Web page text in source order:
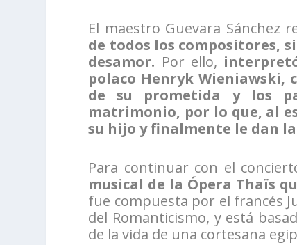
El maestro Guevara Sánchez
de todos los compositores,
desamor. Por ello,
polaco Henryk Wieniawski,
de su prometida y los
matrimonio, por lo que, al
su hijo y finalmente le dan
Para continuar con el
musical de la Ópera Thaïs
fue compuesta por el francés
del Romanticismo, y está
de la vida de una cortesana